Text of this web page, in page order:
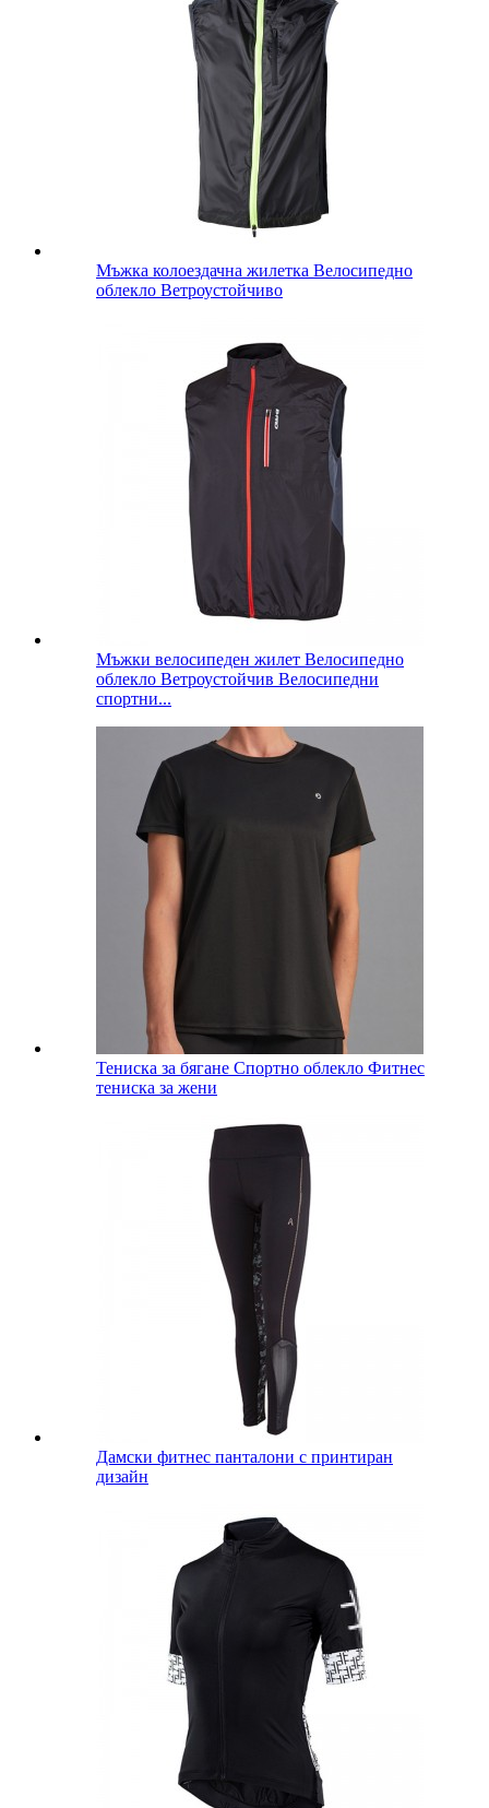
Мъжка колоездачна жилетка Велосипедно
облекло Ветроустойчиво
Мъжки велосипеден жилет Велосипедно
облекло Ветроустойчив Велосипедни
спортни...
Тениска за бягане Спортно облекло Фитнес
тениска за жени
Дамски фитнес панталони с принтиран
дизайн